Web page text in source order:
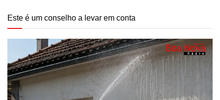
Este é um conselho a levar em conta